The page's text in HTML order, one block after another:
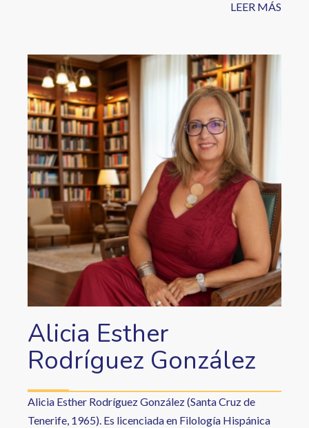
LEER MÁS
Alicia Esther
Rodríguez González
Alicia Esther Rodríguez González (Santa Cruz de
Tenerife, 1965). Es licenciada en Filología Hispánica